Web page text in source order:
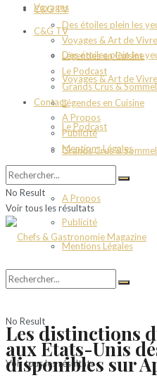
Voyages
C&G TV
Des étoiles plein les
Voyages & Art de Vivre
Légendes en Cuisine
Le Podcast
Grands Crus &
Contact
A Propos
Publicité
Mentions Légales
C&G TV
Des étoiles plein les
Voyages & Art de Vivre
Légendes en Cuisine
Le Podcast
Grands Crus &
Contact
A Propos
Publicité
Mentions Légales
No Result
Voir tous les résultats
No Result
Voir tous les résultats
Les distinctions
aux États-Unis
disponibles sur